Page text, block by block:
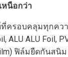
นือกว่า
รอบคลุมทุกคว
ALU ALU
ฟิล์มยืดกัน